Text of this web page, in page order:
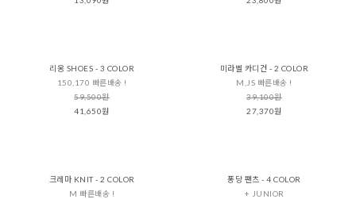
리옹 SHOES - 3 COLOR
150,170 빠른배송 !
59,500원
41,650원
미라벨 카디건 - 2 COLOR
M,JS 빠른배송 !
39,100원
27,370원
크레마 KNIT - 2 COLOR
M 빠른배송 !
퐁당 팬츠 - 4 COLOR
+ JUNIOR